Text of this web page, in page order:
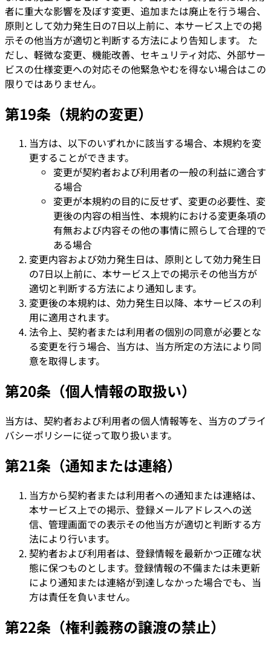
者に重大な影響を及ぼす変更、追加または廃止を行う場合、
原則として効力発生日の7日以上前に、本サービス上での掲
示その他当方が適切と判断する方法により告知します。 た
だし、軽微な変更、機能改善、セキュリティ対応、外部サー
ビスの仕様変更への対応その他緊急やむを得ない場合はこの
限りではありません。
第19条（規約の変更）
当方は、以下のいずれかに該当する場合、本規約を変
更することができます。
変更が契約者および利用者の一般の利益に適合す
る場合
変更が本規約の目的に反せず、変更の必要性、変
更後の内容の相当性、本規約における変更条項の
有無および内容その他の事情に照らして合理的で
ある場合
変更内容および効力発生日は、原則として効力発生日
の7日以上前に、本サービス上での掲示その他当方が
適切と判断する方法により通知します。
変更後の本規約は、効力発生日以降、本サービスの利
用に適用されます。
法令上、契約者または利用者の個別の同意が必要とな
る変更を行う場合、当方は、当方所定の方法により同
意を取得します。
第20条（個人情報の取扱い）
当方は、契約者および利用者の個人情報等を、当方のプライ
バシーポリシーに従って取り扱います。
第21条（通知または連絡）
当方から契約者または利用者への通知または連絡は、
本サービス上での掲示、登録メールアドレスへの送
信、管理画面での表示その他当方が適切と判断する方
法により行います。
契約者および利用者は、登録情報を最新かつ正確な状
態に保つものとします。登録情報の不備または未更新
により通知または連絡が到達しなかった場合でも、当
方は責任を負いません。
第22条（権利義務の譲渡の禁止）